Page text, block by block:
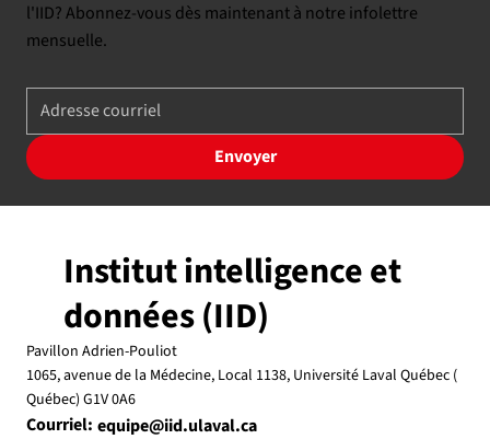
l'IID? Abonnez-vous dès maintenant à notre infolettre
mensuelle.
Envoyer
Institut intelligence et
données (IID)
Pavillon Adrien-Pouliot
1065, avenue de la Médecine, Local 1138, Université Laval Québec (
Québec) G1V 0A6
Courriel: equipe@iid.ulaval.ca